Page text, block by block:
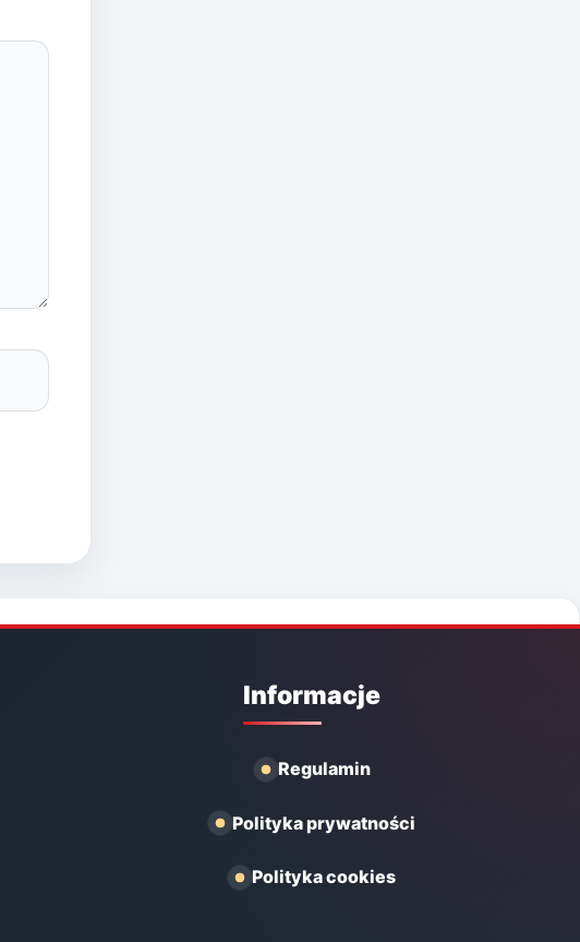
Informacje
Regulamin
Polityka prywatności
Polityka cookies